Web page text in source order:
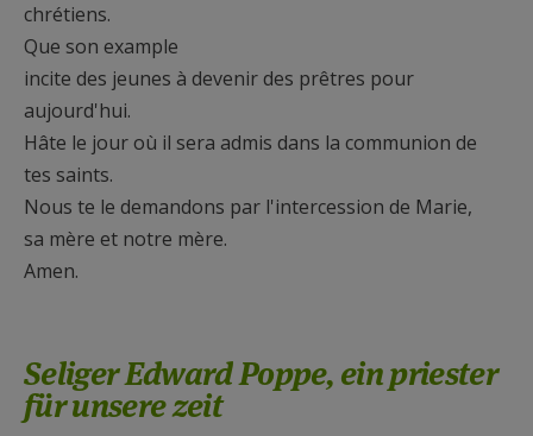
chrétiens.
Que son example
incite des jeunes à devenir des prêtres pour
aujourd'hui.
Hâte le jour où il sera admis dans la communion de
tes saints.
Nous te le demandons par l'intercession de Marie,
sa mère et notre mère.
Amen.
Seliger Edward Poppe, ein priester
für unsere zeit